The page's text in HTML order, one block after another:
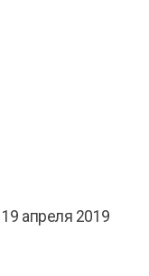
апреля 2019